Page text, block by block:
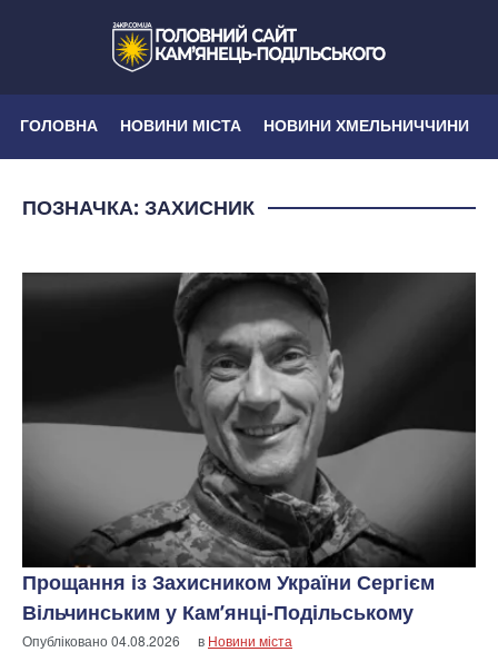
ГОЛОВНА НОВИНИ МІСТА НОВИНИ ХМЕЛЬНИЧЧИНИ
ПОЗНАЧКА: ЗАХИСНИК
Прощання із Захисником України Сергієм
Вільчинським у Кам’янці-Подільському
Опубліковано04.08.2026 в Новини міста